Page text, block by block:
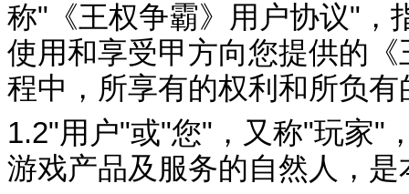
称" 《王权争霸》用户协议"
使用和享受甲方向您提供的《
程中，所享有的权利和所负
1.2"用户"或"您" ，又称"玩家"
游戏产品及服务的自然人，